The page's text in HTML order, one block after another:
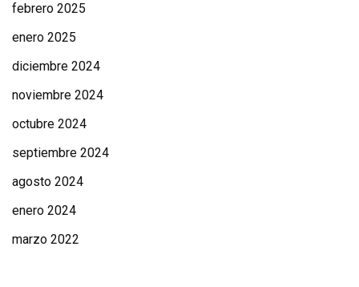
febrero 2025
enero 2025
diciembre 2024
noviembre 2024
octubre 2024
septiembre 2024
agosto 2024
enero 2024
marzo 2022